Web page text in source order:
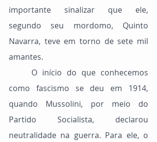
importante sinalizar que ele,
segundo seu mordomo, Quinto
Navarra, teve em torno de sete mil
amantes.
como fascismo se deu em 1914,
quando Mussolini, por meio do
Partido Socialista, declarou
neutralidade na guerra. Para ele, o